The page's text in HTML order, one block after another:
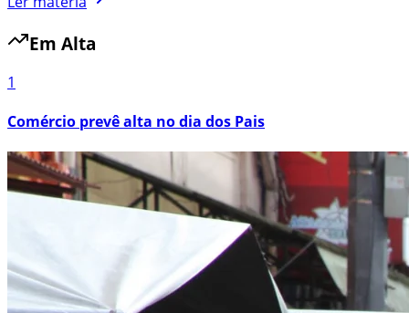
Em Alta
1
Comércio prevê alta no dia dos Pais